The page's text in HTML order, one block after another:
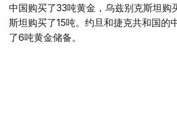
中国购买了33吨黄金，乌兹别克斯坦购
斯坦购买了15吨。约旦和捷克共和国的
了6吨黄金储备。